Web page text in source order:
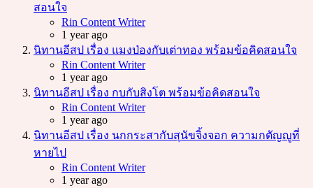
สอนใจ
Posted
Rin Content Writer
1 year ago
นิทานอีสป เรื่อง แมงป่องกับเต่าทอง พร้อมข้อคิดสอนใจ
Posted
Rin Content Writer
1 year ago
นิทานอีสป เรื่อง กบกับสิงโต พร้อมข้อคิดสอนใจ
Posted
Rin Content Writer
1 year ago
นิทานอีสป เรื่อง นกกระสากับสุนัขจิ้งจอก ความกตัญญูที่
หายไป
Posted
Rin Content Writer
1 year ago